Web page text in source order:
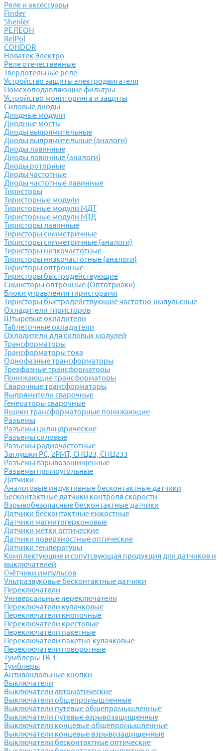
Реле и аксессуары
Finder
Shenler
РЕЛЕОН
RelPol
CONDOR
Новатек Электро
Реле отечественные
Твердотельные реле
Устройство защиты электродвигателя
Помехоподавляющие фильтры
Устройство мониторинга и защиты
Силовые диоды
Диодные модули
Диодные мосты
Диоды выпрямительные
Диоды выпрямительные (аналоги)
Диоды лавинные
Диоды лавинные (аналоги)
Диоды роторные
Диоды частотные
Диоды частотные лавинные
Тиристоры
Тиристорные модули
Тиристорные модули МДТ
Тиристорные модули МТД
Тиристоры лавинные
Тиристоры симметричные
Тиристоры симметричные (аналоги)
Тиристоры низкочастотные
Тиристоры низкочастотные (аналоги)
Тиристоры оптронные
Тиристоры быстродействующие
Симисторы оптронные (Оптотриаки)
Блоки управления тиристорами
Тиристоры быстродействующие частотно-импульсные
Охладители тиристоров
Штыревые охладители
Таблеточные охладители
Охладители для силовых модулей
Трансформаторы
Трансформаторы тока
Однофазные трансформаторы
Трехфазные трансформаторы
Понижающие трансформаторы
Сварочные трансформаторы
Выпрямители сварочные
Генераторы сварочные
Ящики трансформаторные понижающие
Разъемы
Разъемы цилиндрические
Разъемы силовые
Разъемы радиочастотные
Заглушки РС, 2РМТ, СНЦ23, СНЦ233
Разъемы взрывозащищенные
Разъемы прямоугольные
Датчики
Аналоговые индуктивные бесконтактные датчики
Бесконтактные датчики контроля скорости
Взрывобезопасные бесконтактные датчики
Датчики бесконтактные емкостные
Датчики магнитогерконовые
Датчики метки оптические
Датчики поверхностные оптические
Датчики температуры
Комплектующие и сопутсвующая продукция для датчиков и
выключателей
Счётчики импульсов
Ультразвуковые бесконтактные датчики
Переключатели
Универсальные переключатели
Переключатели кулачковые
Переключатели кнопочные
Переключатели крестовые
Переключатели пакетные
Переключатели пакетно-кулачковые
Переключатели поворотные
Тумблеры ТВ-1
Тумблеры
Антивандальные кнопки
Выключатели
Выключатели автоматические
Выключатели общепромышленные
Выключатели путевые общепромышленные
Выключатели путевые взрывозащищенные
Выключатели концевые общепромышленные
Выключатели концевые взрывозащищенные
Выключатели бесконтактные оптические